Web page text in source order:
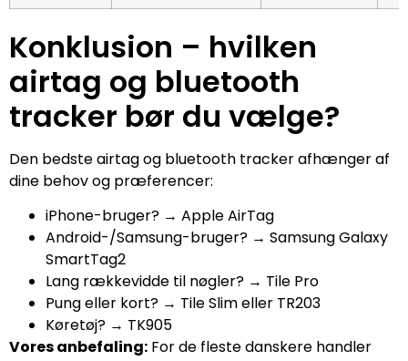
Konklusion – hvilken
airtag og bluetooth
tracker bør du vælge?
Den bedste airtag og bluetooth tracker afhænger af
dine behov og præferencer:
iPhone-bruger? → Apple AirTag
Android-/Samsung-bruger? → Samsung Galaxy
SmartTag2
Lang rækkevidde til nøgler? → Tile Pro
Pung eller kort? → Tile Slim eller TR203
Køretøj? → TK905
Vores anbefaling: For de fleste danskere handler